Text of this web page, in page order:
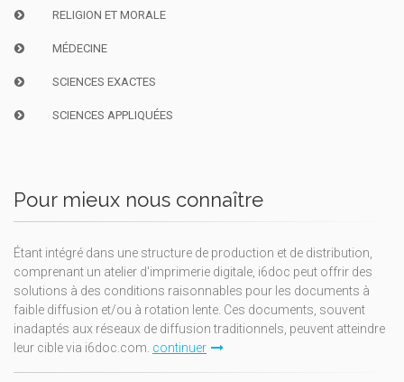
RELIGION ET MORALE
MÉDECINE
SCIENCES EXACTES
SCIENCES APPLIQUÉES
Pour mieux nous connaître
Étant intégré dans une structure de production et de distribution,
comprenant un atelier d'imprimerie digitale, i6doc peut offrir des
solutions à des conditions raisonnables pour les documents à
faible diffusion et/ou à rotation lente. Ces documents, souvent
inadaptés aux réseaux de diffusion traditionnels, peuvent atteindre
leur cible via i6doc.com. continuer